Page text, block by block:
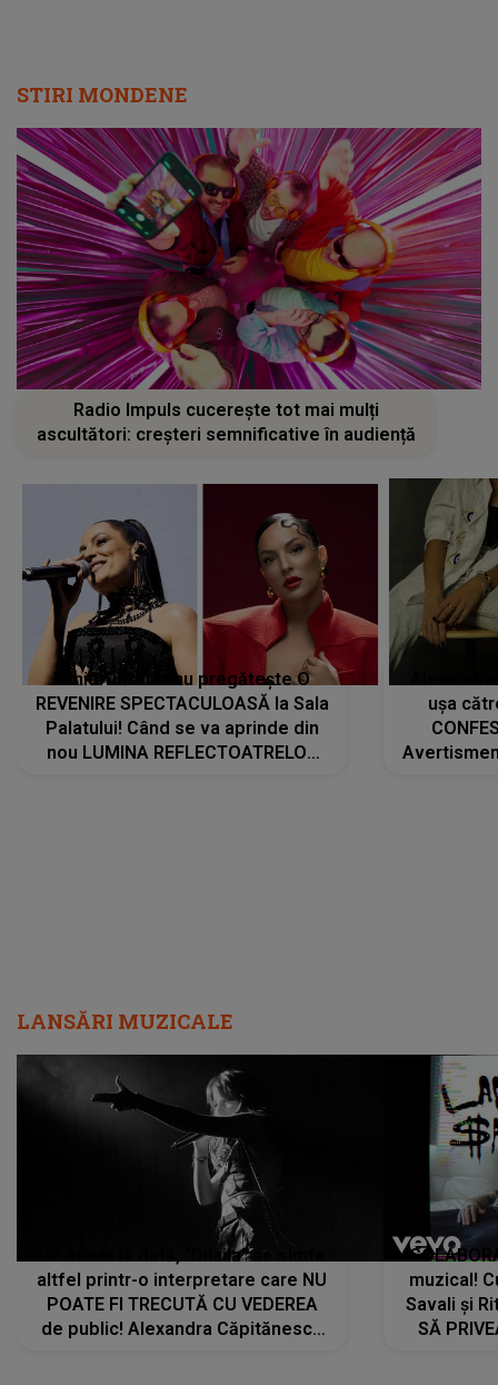
STIRI MONDENE
Radio Impuls cucerește tot mai mulți
ascultători: creșteri semnificative în audiență
Tania Turtureanu pregătește O
REVENIRE SPECTACULOASĂ la Sala
Palatului! Când se va aprinde din
nou LUMINA REFLECTOATRELOR
ușa
LANSĂRI MUZICALE
De această dată, "Dilaila" se simte
altfel printr-o interpretare care NU
POATE FI TRECUTĂ CU VEDEREA
de public! Alexandra Căpitănescu
muzical!
Savali și
SĂ